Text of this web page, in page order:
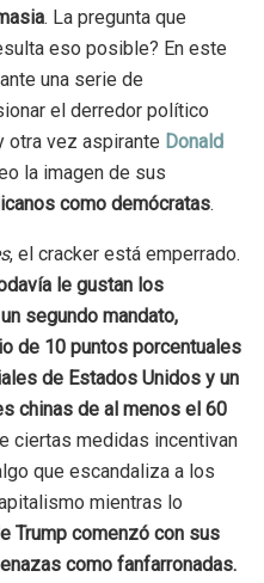
. La pregunta que
eso posible? En este
una serie de
el derredor político
otra vez aspirante Donald
la imagen de sus
como demócratas.
, el cracker está emperrado.
le gustan los
segundo mandato,
de 10 puntos porcentuales
de Estados Unidos y un
chinas de al menos el 60
ciertas medidas incentivan
que escandaliza a los
mientras lo
Trump comenzó con sus
como fanfarronadas.